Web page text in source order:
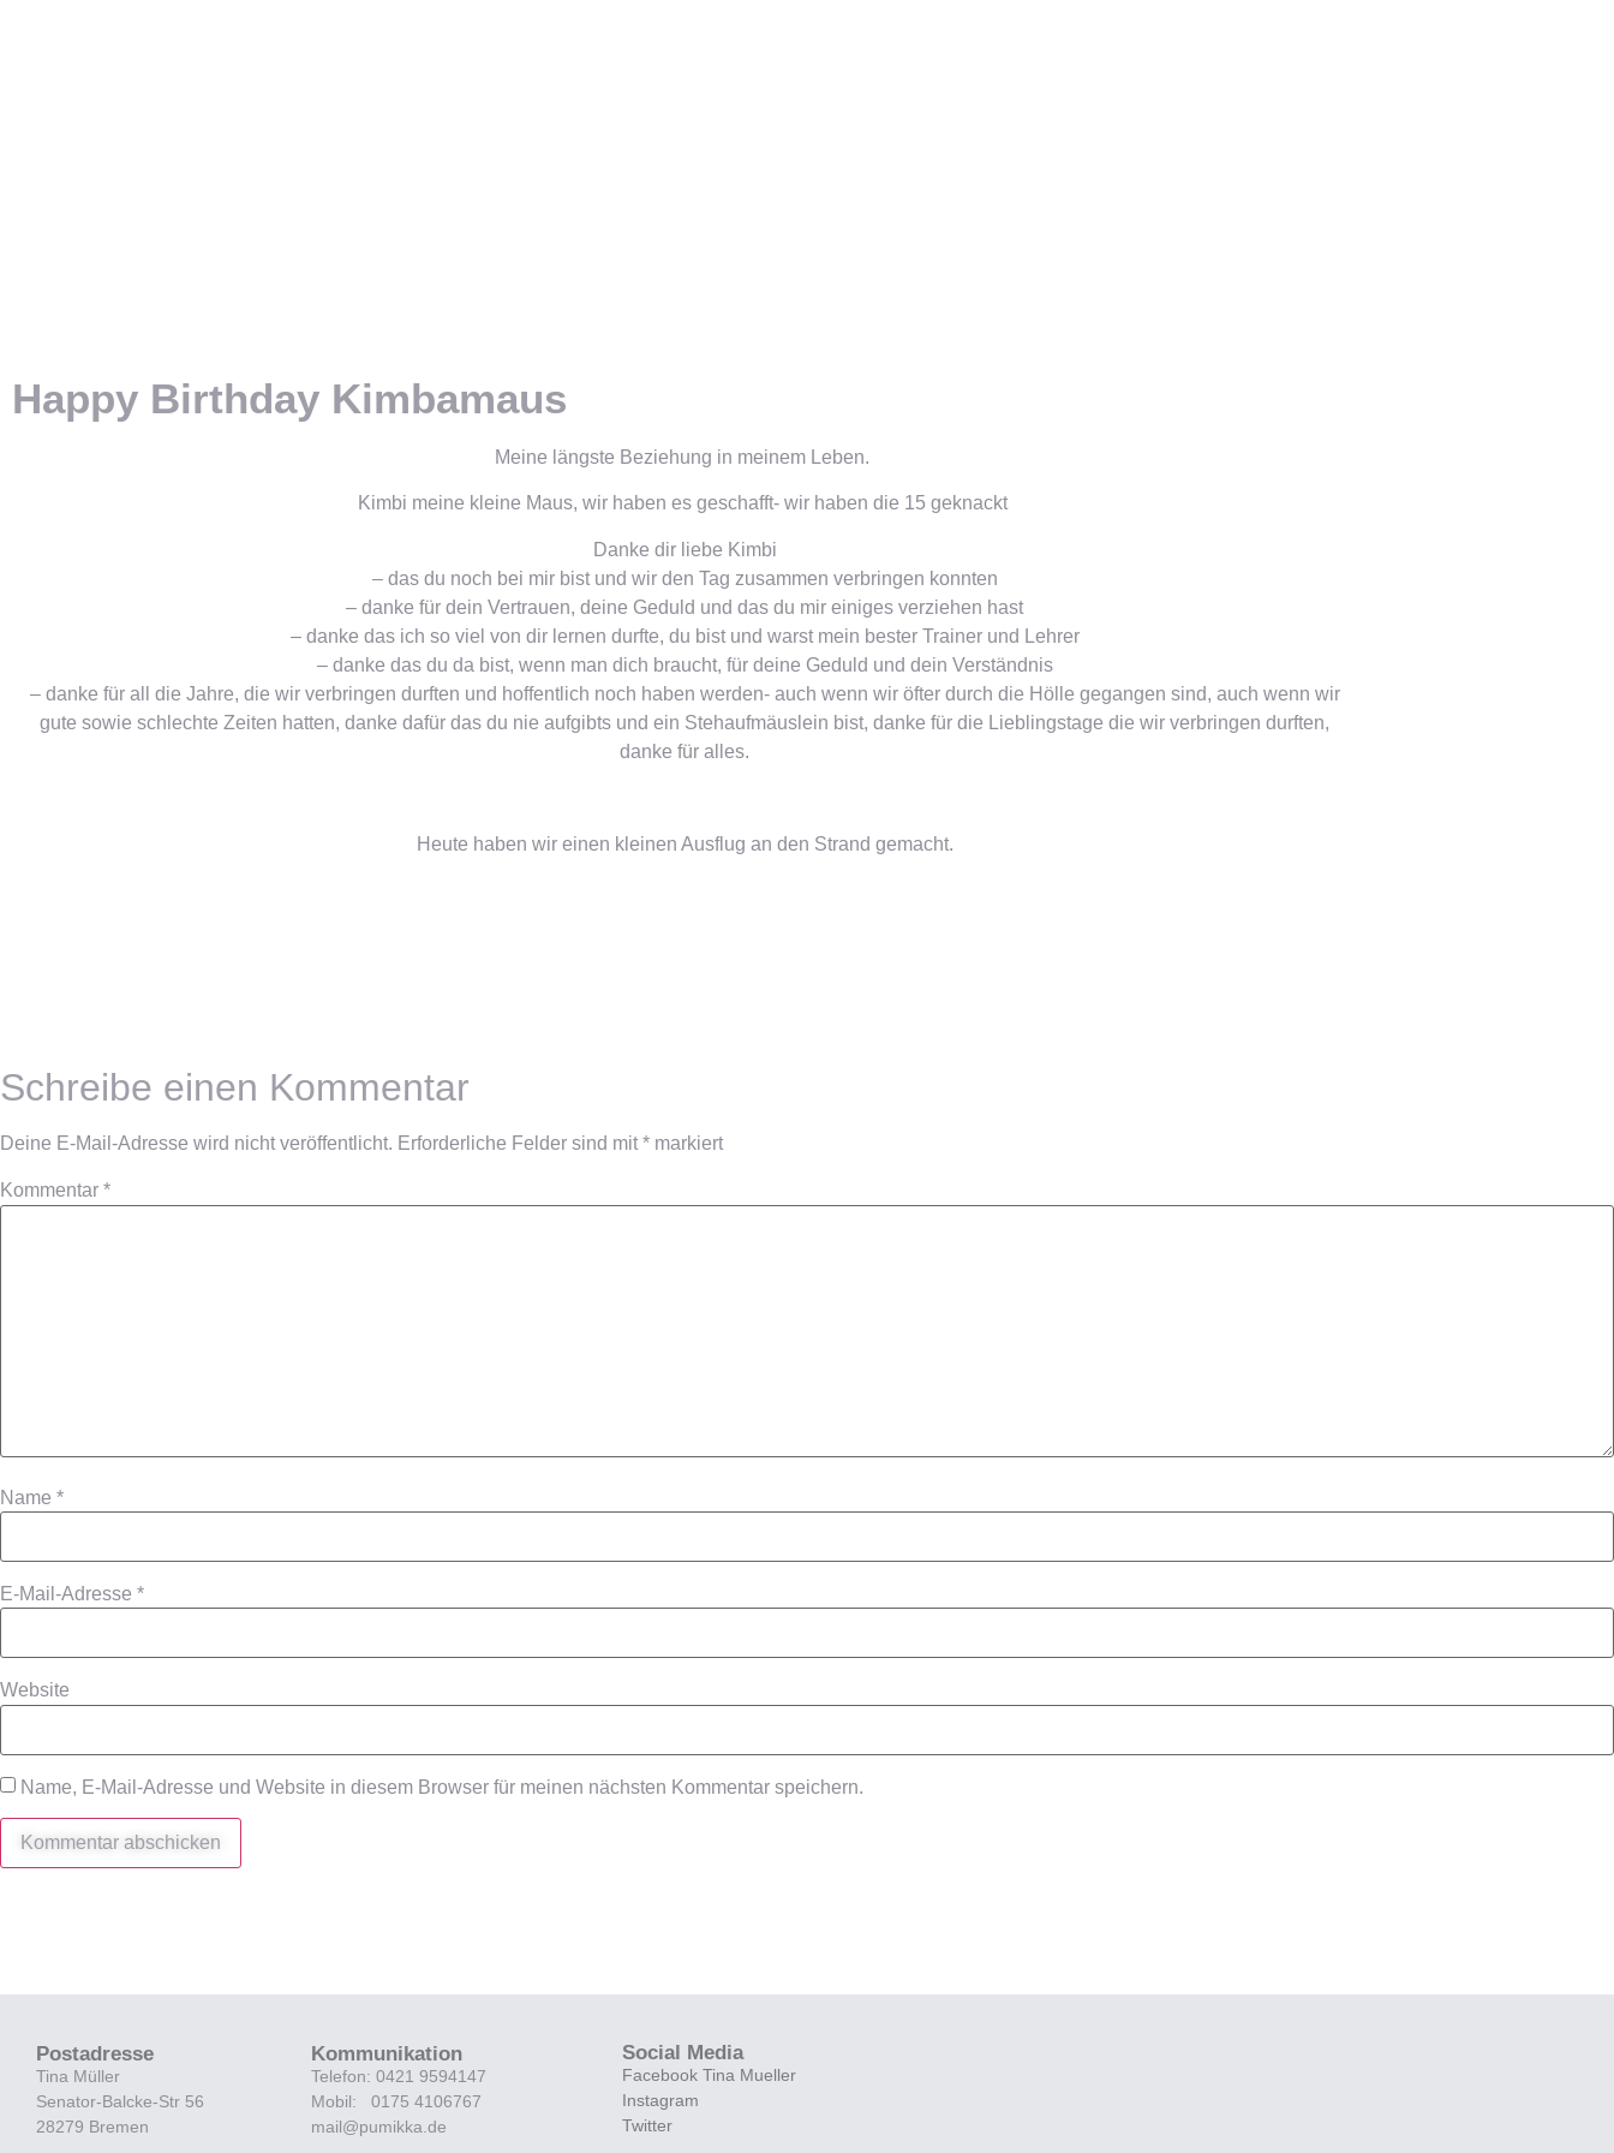
Happy Birthday Kimbamaus
Meine längste Beziehung in meinem Leben.
Kimbi meine kleine Maus, wir haben es geschafft- wir haben die 15 geknackt
Danke dir liebe Kimbi
– das du noch bei mir bist und wir den Tag zusammen verbringen konnten
– danke für dein Vertrauen, deine Geduld und das du mir einiges verziehen hast
– danke das ich so viel von dir lernen durfte, du bist und warst mein bester Trainer und Lehrer
– danke das du da bist, wenn man dich braucht, für deine Geduld und dein Verständnis
– danke für all die Jahre, die wir verbringen durften und hoffentlich noch haben werden- auch wenn wir öfter durch die Hölle gegangen sind, auch wenn wir
gute sowie schlechte Zeiten hatten, danke dafür das du nie aufgibts und ein Stehaufmäuslein bist, danke für die Lieblingstage die wir verbringen durften,
danke für alles.
Heute haben wir einen kleinen Ausflug an den Strand gemacht.
Schreibe einen Kommentar
Deine E-Mail-Adresse wird nicht veröffentlicht. Erforderliche Felder sind mit * markiert
Kommentar *
Name *
E-Mail-Adresse *
Website
Name, E-Mail-Adresse und Website in diesem Browser für meinen nächsten Kommentar speichern.
Postadresse
Tina Müller
Senator-Balcke-Str 56
28279 Bremen
Kommunikation
Telefon: 0421 9594147
Mobil: 0175 4106767
mail@pumikka.de
Social Media
Facebook Tina Mueller
Instagram
Twitter